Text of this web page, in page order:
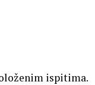
ispitima.